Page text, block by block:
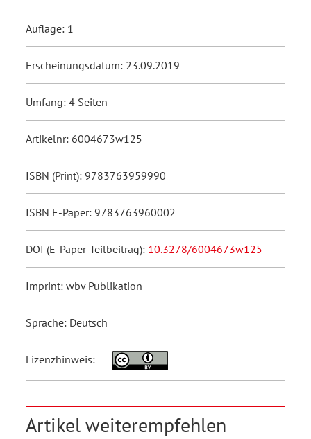
Auflage: 1
Erscheinungsdatum: 23.09.2019
Umfang: 4 Seiten
Artikelnr: 6004673w125
ISBN (Print): 9783763959990
ISBN E-Paper: 9783763960002
DOI (E-Paper-Teilbeitrag): 10.3278/6004673w125
Imprint: wbv Publikation
Sprache: Deutsch
Lizenzhinweis:
Artikel weiterempfehlen